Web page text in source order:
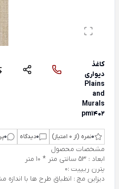
کاغذ
دیواری
Plains
and
Murals
pm1402
0نمره (از 0 امتیاز) 0دیدگاه 0
مشخصات محصول
ابعاد : 53 سانتی متر * 10 متر
پترن ریپیت :0
دیزاین مچ : انطباق طرح ها با